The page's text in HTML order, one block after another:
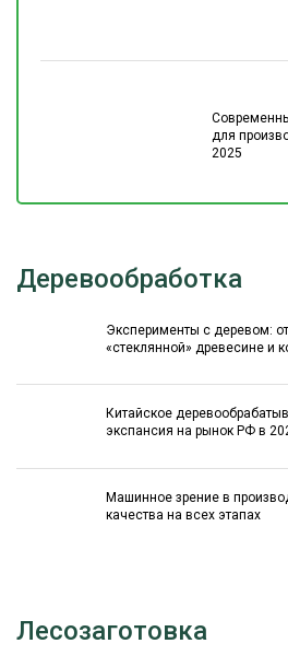
для
2025
Деревообработка
Эксперименты с деревом:
«стеклянной» древесине и
Китайское
экспансия на рынок РФ в
Машинное зрение в
качества на всех этапах
Лесозаготовка